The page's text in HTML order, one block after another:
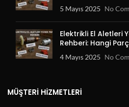
5 Mayıs 2025 No
Elektrikli El Aletleri
Rehberi: Hangi
4 Mayıs 2025 No
MÜŞTERI HIZMETLERI